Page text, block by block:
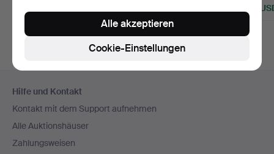
139
Objekt
Navigation
Hilfe und Kontakt
Kontakt mit dem Support aufnehmen
Alle Auktionshäuser
Zahlungsweisen
Cookie-Einstellungen
Alle akzeptieren